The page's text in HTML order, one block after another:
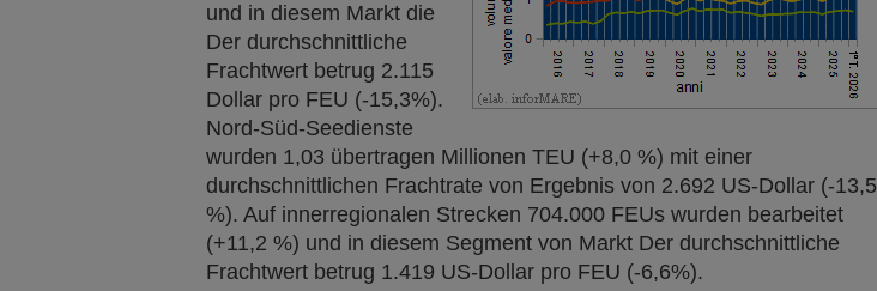
und in diesem Markt die
Der durchschnittliche
Frachtwert betrug 2.115
Dollar pro FEU (-15,3%).
Nord-Süd-Seedienste
wurden 1,03 übertragen Millionen TEU (+8,0 %) mit einer
durchschnittlichen Frachtrate von Ergebnis von 2.692 US-Dollar (-13,5
%). Auf innerregionalen Strecken 704.000 FEUs wurden bearbeitet
(+11,2 %) und in diesem Segment von Markt Der durchschnittliche
Frachtwert betrug 1.419 US-Dollar pro FEU (-6,6%).